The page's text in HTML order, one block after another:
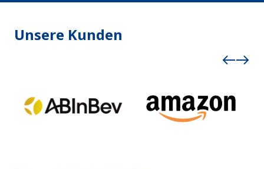
Unsere Kunden